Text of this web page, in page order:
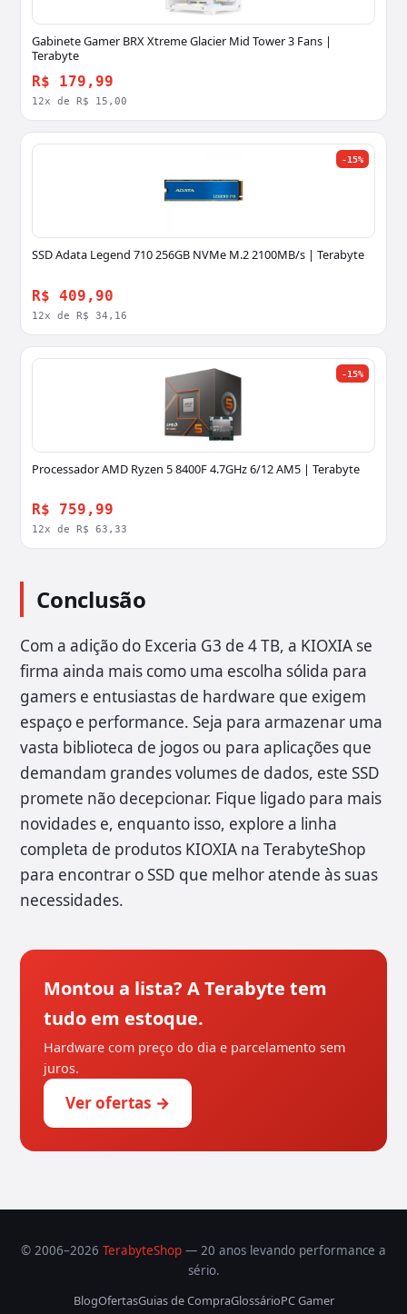
Gabinete Gamer BRX Xtreme Glacier Mid Tower 3 Fans |
Terabyte
R$ 179,99
12x de R$ 15,00
-15%
SSD Adata Legend 710 256GB NVMe M.2 2100MB/s | Terabyte
R$ 409,90
12x de R$ 34,16
-15%
Processador AMD Ryzen 5 8400F 4.7GHz 6/12 AM5 | Terabyte
R$ 759,99
12x de R$ 63,33
Conclusão
Com a adição do Exceria G3 de 4 TB, a KIOXIA se
firma ainda mais como uma escolha sólida para
gamers e entusiastas de hardware que exigem
espaço e performance. Seja para armazenar uma
vasta biblioteca de jogos ou para aplicações que
demandam grandes volumes de dados, este SSD
promete não decepcionar. Fique ligado para mais
novidades e, enquanto isso, explore a linha
completa de produtos KIOXIA na TerabyteShop
para encontrar o SSD que melhor atende às suas
necessidades.
Montou a lista? A Terabyte tem
tudo em estoque.
Hardware com preço do dia e parcelamento sem
juros.
Ver ofertas →
© 2006–2026 TerabyteShop — 20 anos levando performance a
sério.
BlogOfertasGuias de CompraGlossárioPC Gamer